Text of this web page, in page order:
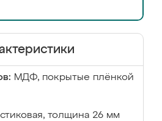
МДФ, покрытые плёнкой
толщина 26 мм